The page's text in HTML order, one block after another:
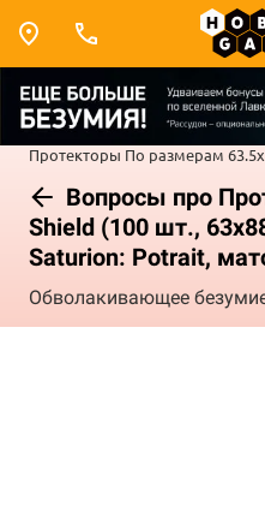
Протекторы По размерам
Вопросы про
Shield (100 шт.,
Saturion: Potrait,
Обволакивающее